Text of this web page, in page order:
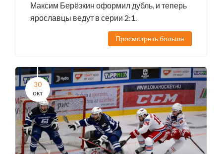
Максим Берёзкин оформил дубль, и теперь
ярославцы ведут в серии 2:1.
Просмотреть больше
30
окт